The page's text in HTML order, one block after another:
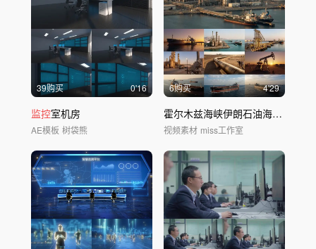
39购买 0'16
监控室机房
AE模板 树袋熊
6购买 4'29
霍尔木兹海峡伊朗石油海上运输
视频素材 miss工作室